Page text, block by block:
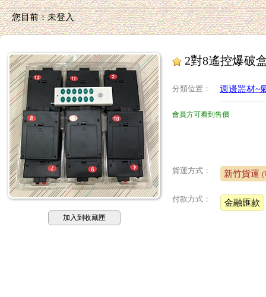
您目前：未登入
加入到收藏匣
2對8遙控爆破
分類位置 ： 週邊噐材~
會員方可看到售價
貨運方式： 新竹貨運 (
付款方式： 金融匯款